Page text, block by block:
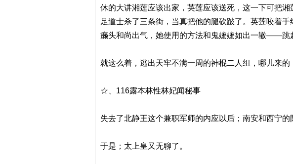
休的大讲湘莲应该出家，英莲应该送死，这一下可把
足道士杀了三条街，当真把他的腿砍跛了。英莲咬着
癞头和尚出气，她使用的方法和鬼嬷嬷如出一辙——跳
就这么着，逃出天牢不满一周的神棍二人组，哪儿来的
☆、116露本林性林妃闻秘事
失去了北静王这个兼职军师的内应以后；南安和西宁的
于是；太上皇又无聊了。